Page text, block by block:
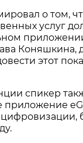
о том,
услуг
Коняшкина,
этот
спикер
приложение
цифровизации,